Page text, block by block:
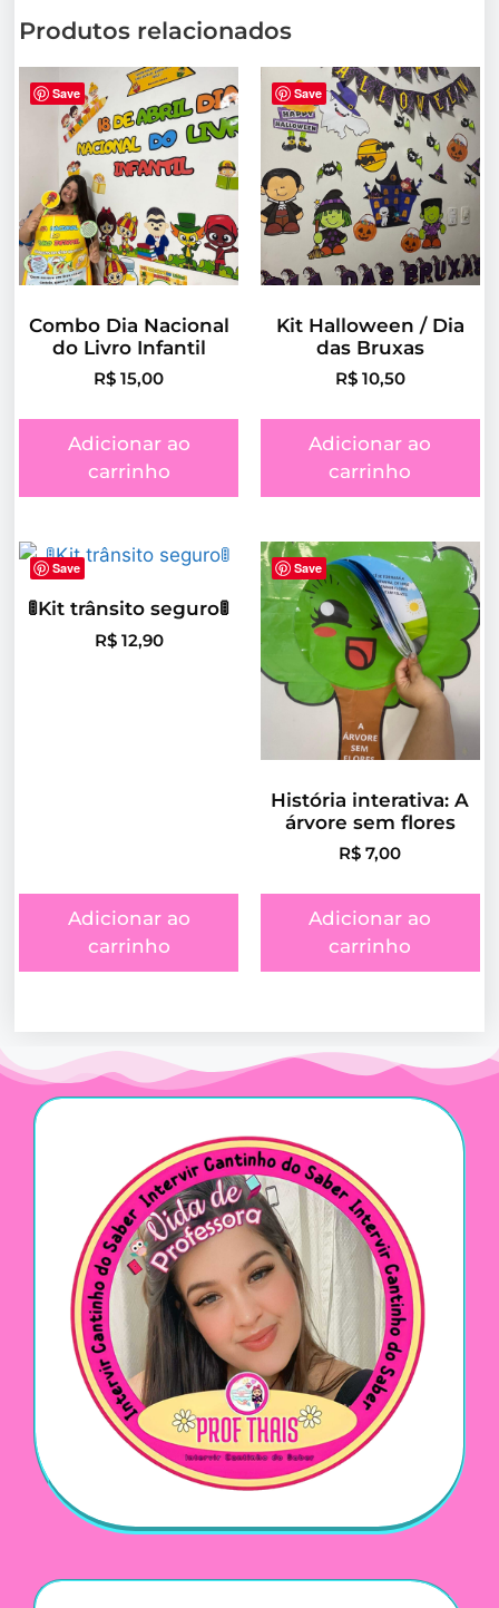
Produtos relacionados
Save
Combo Dia Nacional
do Livro Infantil
R$ 15,00
Adicionar ao
carrinho
Save
Kit Halloween / Dia
das Bruxas
R$10,50
Adicionar ao
carrinho
Save
🚦Kit trânsito seguro🚦
R$12,90
Adicionar ao
carrinho
Save
História interativa: A
árvore sem flores
R$ 7,00
Adicionar ao
carrinho